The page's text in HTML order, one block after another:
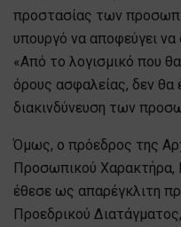
προστασίας των
υπουργό να αποφεύγει
«Από το λογισμικό που
όρους ασφαλείας, δεν θα
διακινδύνευση των
Όμως, ο πρόεδρος της
Προσωπικού Χαρακτήρα,
έθεσε ως απαρέγκλιτη
Προεδρικού